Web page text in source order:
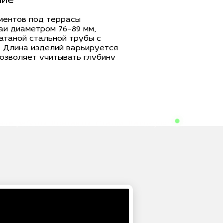
Калькулятор
под террасы
диаметром 76–89 мм,
стальной трубы с
изделий варьируется
учитывать глубину
на участке. Лопасть
надежное
за счет лопасти 250 мм
в песчаных, глинистых и